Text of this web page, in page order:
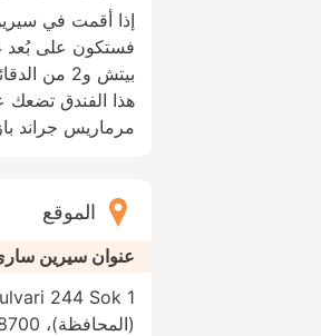
إذا أقمت في
بيتش و2
مرماريس جراند
الموقع
عنوان سيرين
(المحافظة)، 48700، تركيا